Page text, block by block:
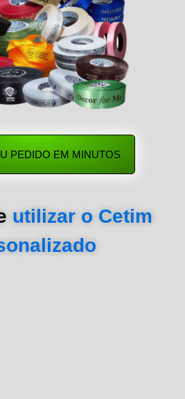
PEDIDO EM MINUTOS
utilizar o Cetim